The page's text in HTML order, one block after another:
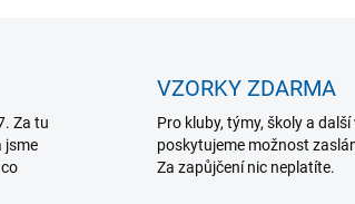
Za tu
jsme
VZORKY ZDARMA
Pro kluby, týmy, školy a
poskytujeme možnost
Za zapůjčení nic neplatíte.